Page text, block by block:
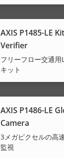
AXIS P1485-LE
Verifier
フリーフロー交通用
キット
AXIS P1486-LE
Camera
3メガピクセルの高
監視